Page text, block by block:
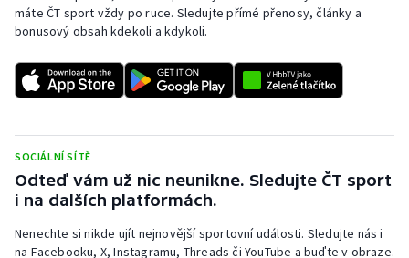
Ragby
Rychlobruslení
Short track
Sportovní střelba
Stolní tenis
máte ČT sport vždy po ruce. Sledujte přímé přenosy, články a
bonusový obsah kdekoli a kdykoli.
SOCIÁLNÍ SÍTĚ
Odteď vám už nic neunikne. Sledujte ČT sport
i na dalších platformách.
Nenechte si nikde ujít nejnovější sportovní události. Sledujte nás i
na Facebooku, X, Instagramu, Threads či YouTube a buďte v obraze.